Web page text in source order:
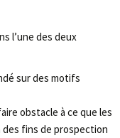
l’une des deux
sur des motifs
obstacle à ce que les
fins de prospection